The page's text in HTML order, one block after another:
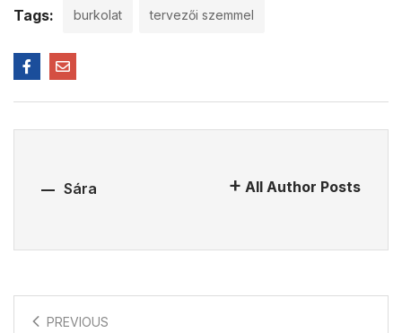
Tags: burkolat tervezői szemmel
Sára All Author Posts
PREVIOUS